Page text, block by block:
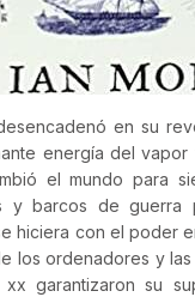
en su
energía del
el mundo para
y barcos de guerra
hiciera con el poder
los ordenadores y las
garantizaron su